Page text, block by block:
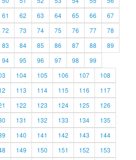
61 62 63 64 65 66
67
72 73 74 75 76 77
78
83 84 85 86 87 88
89
94 95 96 97 98
99
104 105 106 107
108
113 114 115 116
117
122 123 124 125
126
131 132 133 134
135
140 141 142 143
144
149 150 151 152
153